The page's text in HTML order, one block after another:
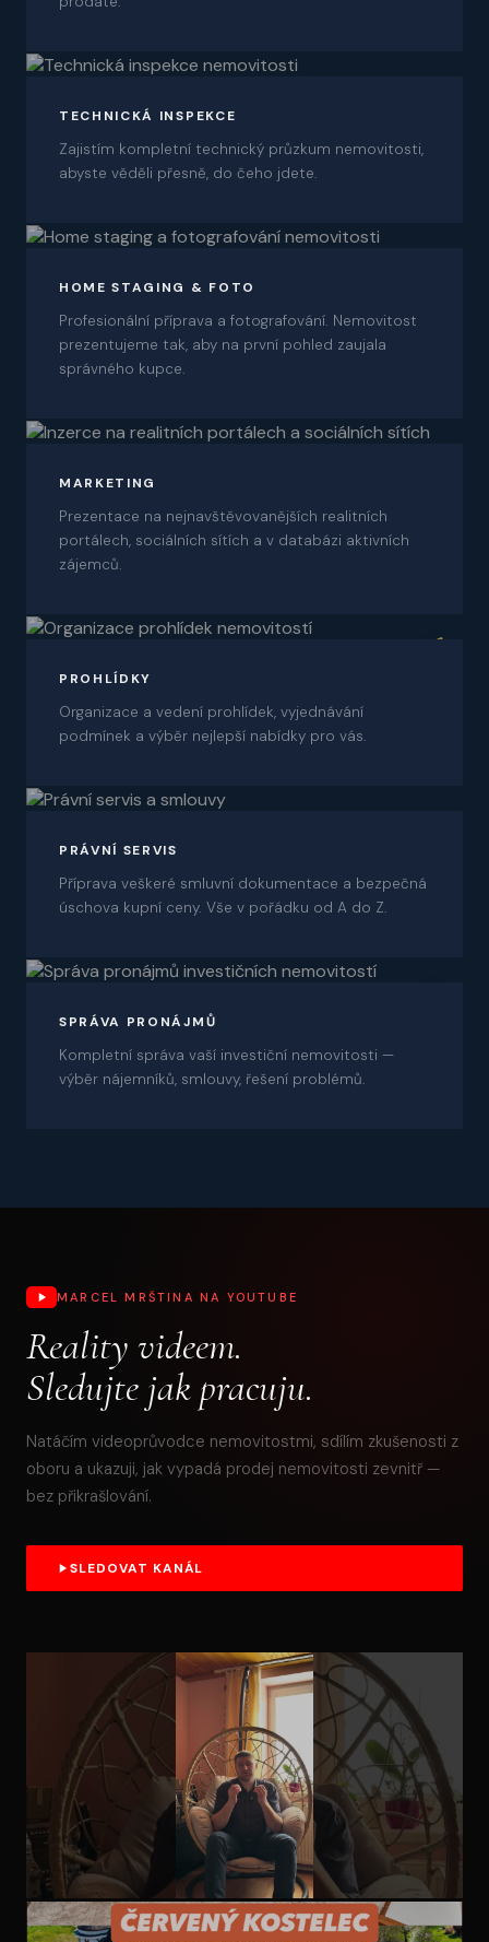
TECHNICKÁ INSPEKCE
Zajistím kompletní technický průzkum nemovitosti,
abyste věděli přesně, do čeho jdete.
HOME STAGING & FOTO
Profesionální příprava a fotografování. Nemovitost
prezentujeme tak, aby na první pohled zaujala
správného kupce.
MARKETING
Prezentace na nejnavštěvovanějších realitních
portálech, sociálních sítích a v databázi aktivních
zájemců.
06
PROHLÍDKY
Organizace a vedení prohlídek, vyjednávání
podmínek a výběr nejlepší nabídky pro vás.
PRÁVNÍ SERVIS
Příprava veškeré smluvní dokumentace a bezpečná
úschova kupní ceny. Vše v pořádku od A do Z.
SPRÁVA PRONÁJMŮ
Kompletní správa vaší investiční nemovitosti —
výběr nájemníků, smlouvy, řešení problémů.
MARCEL MRŠTINA NA YOUTUBE
Reality videem.
Sledujte jak pracuju.
Natáčím videoprůvodce nemovitostmi, sdílím zkušenosti z
oboru a ukazuji, jak vypadá prodej nemovitosti zevnitř —
bez přikrašlování.
SLEDOVAT KANÁL
ZKUŠENOST Z OBORU